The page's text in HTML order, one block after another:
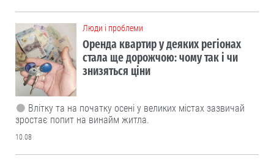
Люди і проблеми
Оренда квартир у деяких регіонах
стала ще дорожчою: чому так і чи
знизяться ціни
Влітку та на початку осені у великих містах зазвичай
зростає попит на винайм житла.
10.08